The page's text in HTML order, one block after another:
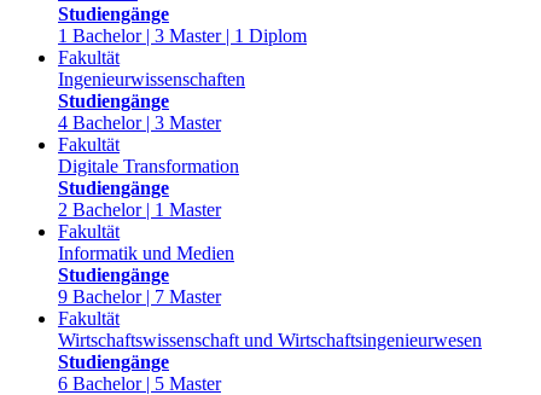
Studiengänge
1 Bachelor | 3 Master | 1 Diplom
Fakultät
Ingenieurwissenschaften
Studiengänge
4 Bachelor | 3 Master
Fakultät
Digitale Transformation
Studiengänge
2 Bachelor | 1 Master
Fakultät
Informatik und Medien
Studiengänge
9 Bachelor | 7 Master
Fakultät
Wirtschaftswissenschaft und Wirtschaftsingenieurwesen
Studiengänge
6 Bachelor | 5 Master